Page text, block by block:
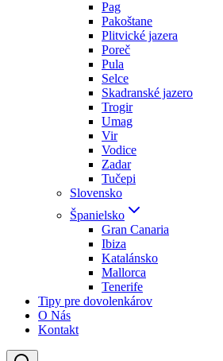
Pag
Pakoštane
Plitvické jazera
Poreč
Pula
Selce
Skadranské jazero
Trogir
Umag
Vir
Vodice
Zadar
Tučepi
Slovensko
Španielsko
Gran Canaria
Ibiza
Katalánsko
Mallorca
Tenerife
Tipy pre dovolenkárov
O Nás
Kontakt